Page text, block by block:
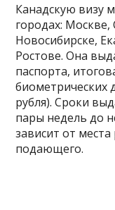
Канадскую визу
городах: Москве,
Новосибирске,
Ростове. Она
паспорта,
биометрических
рубля). Сроки
пары недель до
зависит от
подающего.